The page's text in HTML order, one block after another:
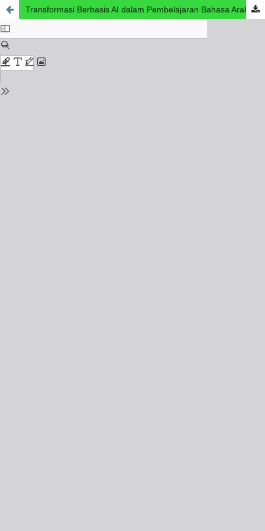
Transformasi Berbasis AI dalam Pembelajaran Bahasa Arab Diferensiasi: Solusi Perencanaan Pembelajaran di SMA Bustanul Ulum Jember